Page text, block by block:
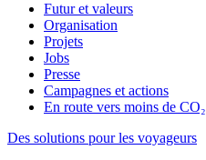
Futur et valeurs
Organisation
Projets
Jobs
Presse
Campagnes et actions
En route vers moins de CO₂
Des solutions pour les voyageurs